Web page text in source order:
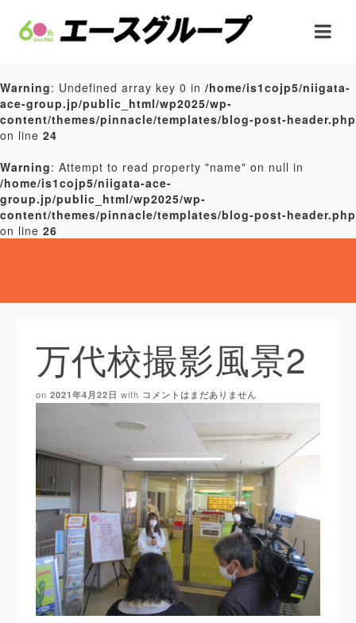
Warning: Undefined array key 0 in /home/is1cojp5/niigata-
ace-group.jp/public_html/wp2025/wp-
content/themes/pinnacle/templates/blog-post-header.php
on line 24
Warning: Attempt to read property "name" on null in
/home/is1cojp5/niigata-ace-
group.jp/public_html/wp2025/wp-
content/themes/pinnacle/templates/blog-post-header.php
on line 26
万代校撮影風景2
on 2021年4月22日 with コメントはまだありません